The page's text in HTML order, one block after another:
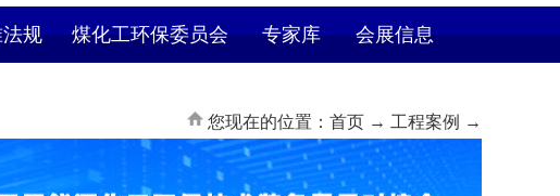
规 煤化工环保委员会 专家库 会展信息
您现在的位置：首页 → 工程案例 →